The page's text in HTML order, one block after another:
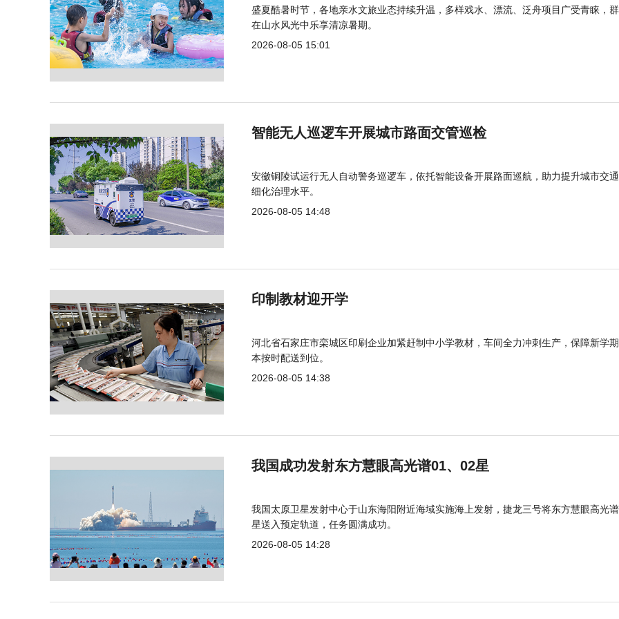
盛夏酷暑时节，各地亲水文旅业态持续升温，多样戏水、漂流、泛舟项目广受青睐，
在山水风光中乐享清凉暑期。
2026-08-05 15:01
智能无人巡逻车开展城市路面交管巡检
安徽铜陵试运行无人自动警务巡逻车，依托智能设备开展路面巡航，助力提升城市交
细化治理水平。
2026-08-05 14:48
印制教材迎开学
河北省石家庄市栾城区印刷企业加紧赶制中小学教材，车间全力冲刺生产，保障新学
本按时配送到位。
2026-08-05 14:38
我国成功发射东方慧眼高光谱01、02星
我国太原卫星发射中心于山东海阳附近海域实施海上发射，捷龙三号将东方慧眼高光
星送入预定轨道，任务圆满成功。
2026-08-05 14:28